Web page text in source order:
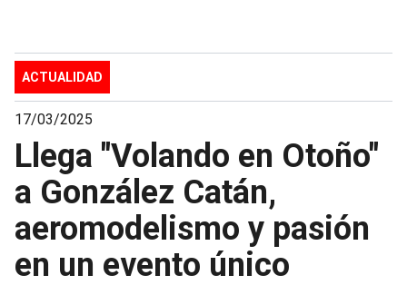
ACTUALIDAD
17/03/2025
Llega "Volando en Otoño"
a González Catán,
aeromodelismo y pasión
en un evento único